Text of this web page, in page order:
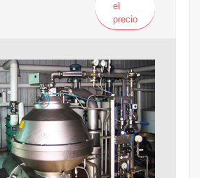
el
precio